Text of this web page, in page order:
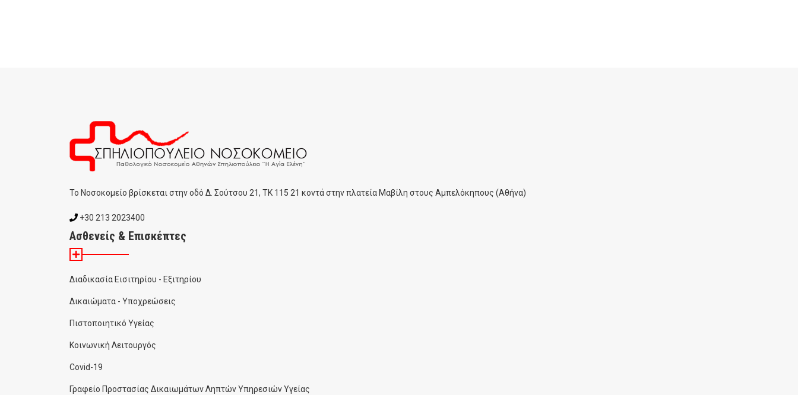
To Noσοκομείο βρίσκεται στην οδό Δ. Σούτσου 21, ΤΚ 115 21 κοντά στην πλατεία Μαβίλη στους Αμπελόκηπους (Αθήνα)
+30 213 2023400
Ασθενείς & Επισκέπτες
Διαδικασία Εισιτηρίου - Εξιτηρίου
Δικαιώματα - Υποχρεώσεις
Πιστοποιητικό Υγείας
Κοινωνική Λειτουργός
Covid-19
Γραφείο Προστασίας Δικαιωμάτων Ληπτών Υπηρεσιών Υγείας